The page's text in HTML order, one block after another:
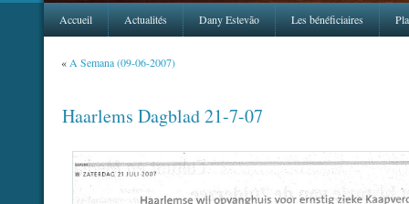
Accueil Actualités Dany Estevão Les bénéficiaires
« A Semana (09-06-2007)
Haarlems Dagblad 21-7-07